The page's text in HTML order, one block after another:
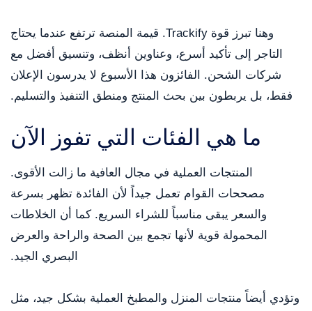
وهنا تبرز قوة Trackify. قيمة المنصة ترتفع عندما يحتاج
التاجر إلى تأكيد أسرع، وعناوين أنظف، وتنسيق أفضل مع
شركات الشحن. الفائزون هذا الأسبوع لا يدرسون الإعلان
فقط، بل يربطون بين بحث المنتج ومنطق التنفيذ والتسليم.
ما هي الفئات التي تفوز الآن
المنتجات العملية في مجال العافية ما زالت الأقوى.
مصححات القوام تعمل جيداً لأن الفائدة تظهر بسرعة
والسعر يبقى مناسباً للشراء السريع. كما أن الخلاطات
المحمولة قوية لأنها تجمع بين الصحة والراحة والعرض
البصري الجيد.
وتؤدي أيضاً منتجات المنزل والمطبخ العملية بشكل جيد، مثل